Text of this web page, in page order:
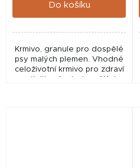
Do košíku
Krmivo, granule pro dospělé
psy malých plemen. Vhodné
celoživotní krmivo pro zdraví